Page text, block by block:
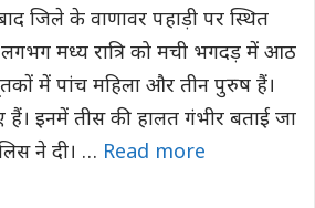
जिले के वाणावर पहाड़ी पर स्थित
लगभग मध्य रात्रि को मची भगदड़ में आठ
में पांच महिला और तीन पुरुष हैं।
हैं। इनमें तीस की हालत गंभीर बताई जा
ने दी। … Read more